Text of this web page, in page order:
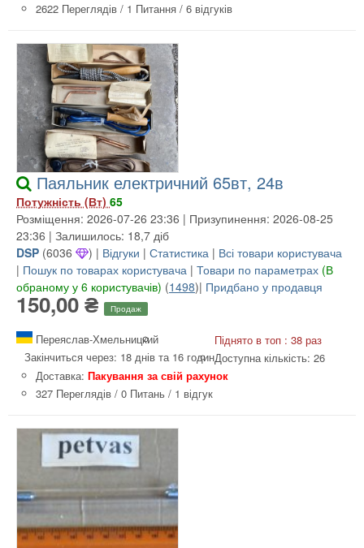
2622 Переглядів / 1 Питання / 6 відгуків
Паяльник електричний 65вт, 24в
Потужність (Вт) 65
Розміщення: 2026-07-26 23:36 | Призупинення: 2026-08-25
23:36 | Залишилось: 18,7 діб
DSP (6036 ) | Відгуки | Статистика | Всі товари користувача
| Пошук по товарах користувача | Товари по параметрах (В
обраному у 6 користувачів) (1498)| Придбано у продавця
150,00 ₴ Продаж
Переяслав-Хмельницкий
Закінчиться через: 18 днів та 16 годин
Піднято в топ : 38 раз
Доступна кількість: 26
Доставка: Пакування за свій рахунок
327 Переглядів / 0 Питань / 1 відгук